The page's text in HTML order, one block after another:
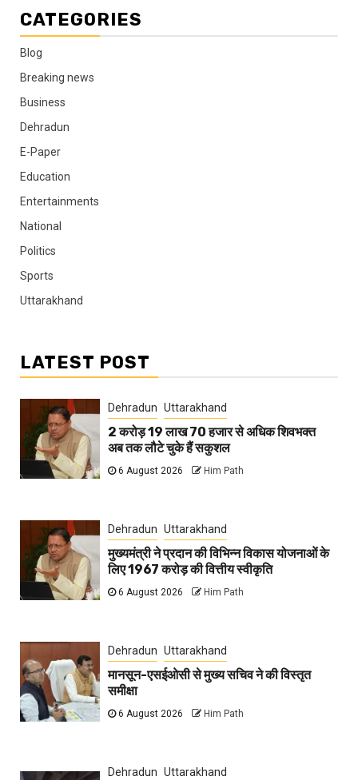
CATEGORIES
Blog
Breaking news
Business
Dehradun
E-Paper
Education
Entertainments
National
Politics
Sports
Uttarakhand
LATEST POST
Dehradun Uttarakhand
2 करोड़ 19 लाख 70 हजार से अधिक शिवभक्त
अब तक लौटे चुके हैं सकुशल
6 August 2026 Him Path
Dehradun Uttarakhand
मुख्यमंत्री ने प्रदान की विभिन्न विकास योजनाओं के
लिए 1967 करोड़ की वित्तीय स्वीकृति
6 August 2026 Him Path
Dehradun Uttarakhand
मानसून-एसईओसी से मुख्य सचिव ने की विस्तृत
समीक्षा
6 August 2026 Him Path
Dehradun Uttarakhand